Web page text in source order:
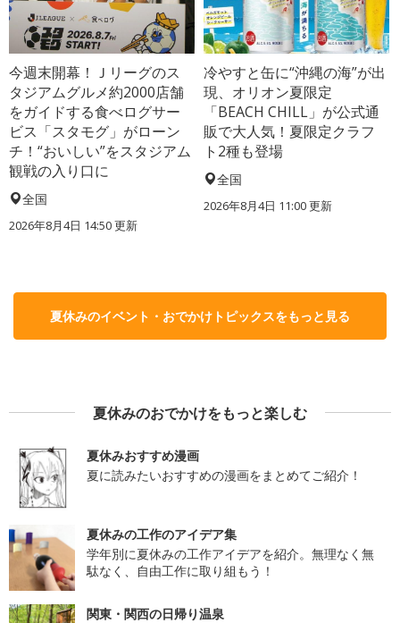
今週末開幕！Ｊリーグのス
タジアムグルメ約2000店舗
をガイドする食べログサー
ビス「スタモグ」がローン
チ！“おいしい”をスタジアム
観戦の入り口に
全国
2026年8月4日 14:50更新
冷やすと缶に“沖縄の海”が出
現、オリオン夏限定
「BEACH CHILL」が公式通
販で大人気！夏限定クラフ
ト2種も登場
全国
2026年8月4日 11:00更新
夏休みのイベント・おでかけトピックスをもっと見る
夏休みのおでかけをもっと楽しむ
夏休みおすすめ漫画
夏に読みたいおすすめの漫画をまとめてご紹介！
夏休みの工作のアイデア集
学年別に夏休みの工作アイデアを紹介。無理なく無
駄なく、自由工作に取り組もう！
関東・関西の日帰り温泉